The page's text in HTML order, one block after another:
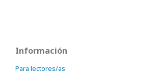
Información
Para lectores/as